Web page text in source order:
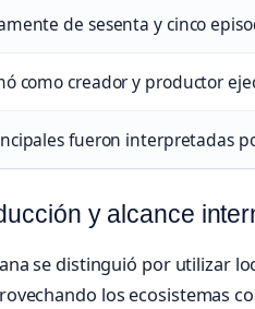
de sesenta y cinco
como creador y productor
fueron interpretadas
y alcance
se distinguió por utilizar
los ecosistemas